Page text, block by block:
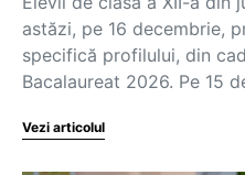
astăzi, pe 16 decembrie,
specifică profilului, din
Bacalaureat 2026. Pe 15
Vezi articolul